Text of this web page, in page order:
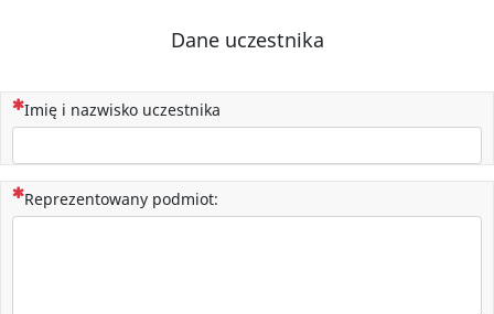
Dane uczestnika
(To pytanie jest wymagane)
Imię i nazwisko uczestnika
(To pytanie jest wymagane)
Reprezentowany podmiot: